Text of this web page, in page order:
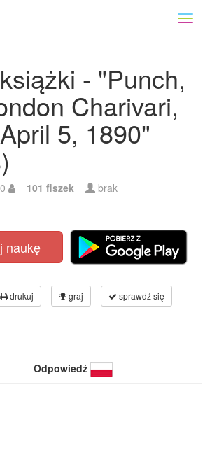
- "Punch,
Charivari,
5, 1890"
0 101 fiszek brak
naukę
drukuj graj sprawdź się
Odpowiedź